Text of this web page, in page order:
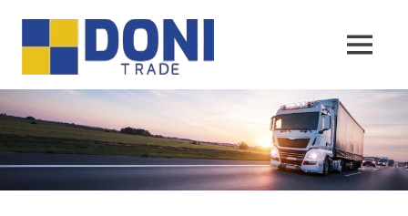
conținut
MENU